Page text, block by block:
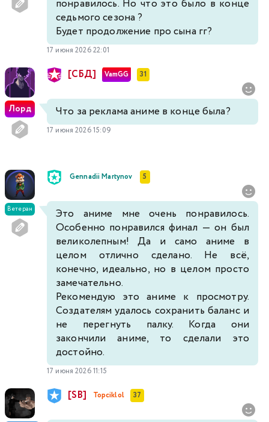
понравилось. Но что это было в конце
седьмого сезона ?
Будет продолжение про сына гг?
17 июня 2026 22:01
Лорд
[СБД] VamGG 31
Что за реклама анимe в конце была?
17 июня 2026 15:09
Ветеран
Gennadii Martynov 5
Это аниме мне очень понравилось.
Особенно понравился финал — он был
великолепным! Да и само аниме в
целом отлично сделано. Не всё,
конечно, идеально, но в целом просто
замечательно.
Рекомендую это аниме к просмотру.
Создателям удалось сохранить баланс и
не перегнуть палку. Когда они
закончили аниме, то сделали это
достойно.
17 июня 2026 11:15
[SB] Topciklol 37